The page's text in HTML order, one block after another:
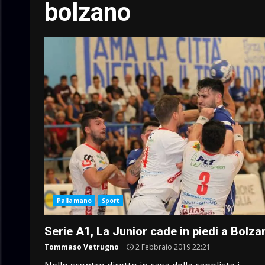
bolzano
Pallamano Sport
Serie A1, La Junior cade in piedi a
Tommaso Vetrugno 2 Febbraio 2019 22:21